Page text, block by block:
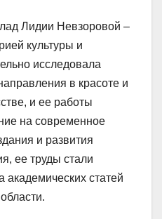
Лидии Невзоровой –
культуры и
исследовала
в красоте и
и ее работы
на современное
и развития
ее труды стали
статей